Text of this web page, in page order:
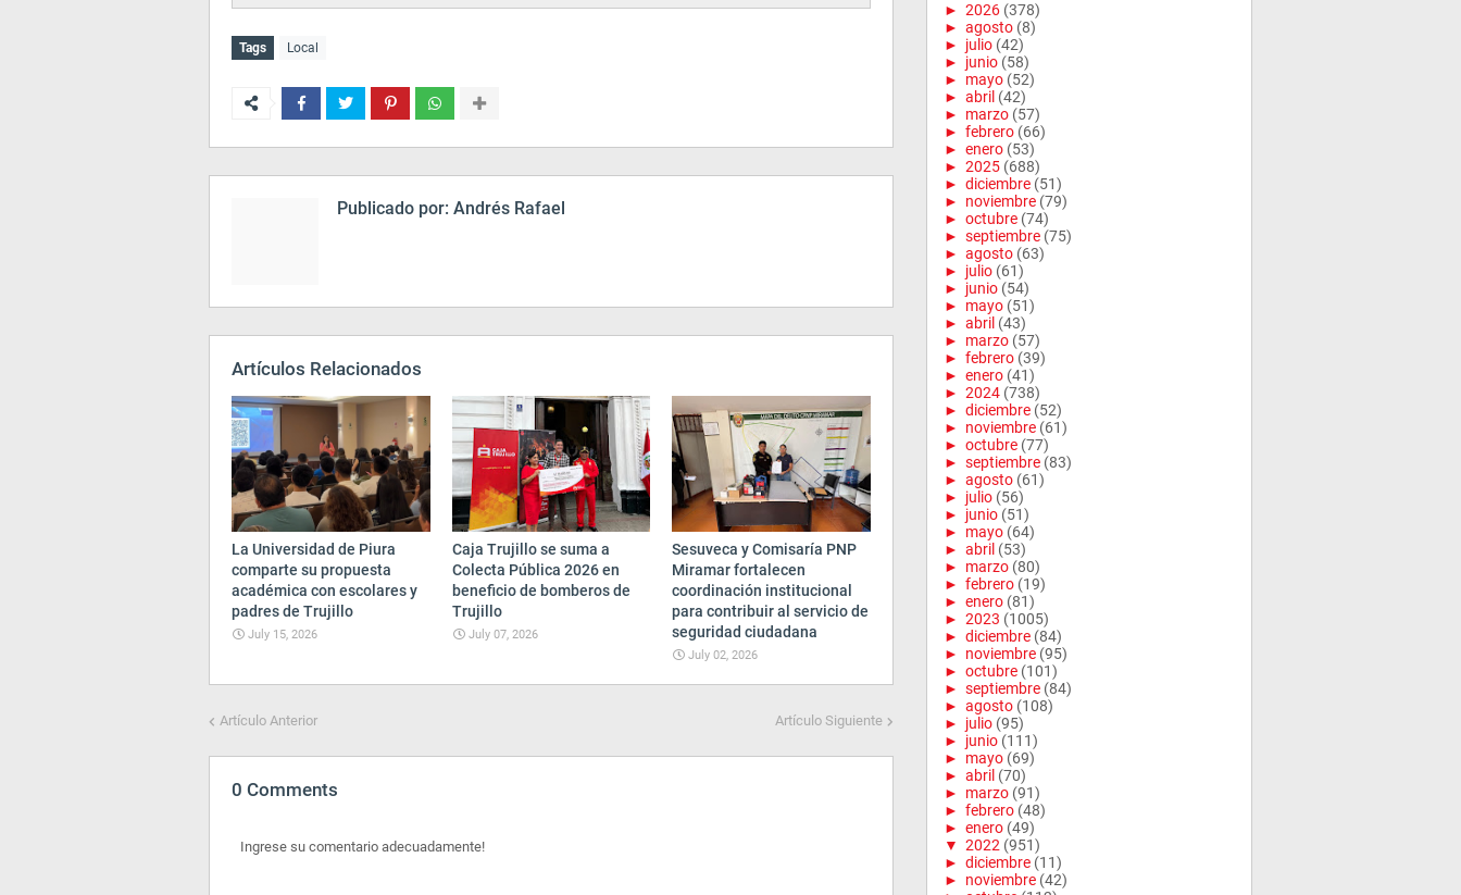
Tags Local
Publicado por: Andrés Rafael
Artículos Relacionados
La Universidad de Piura
comparte su propuesta
académica con escolares y
padres de Trujillo
July 15, 2026
Caja Trujillo se suma a
Colecta Pública 2026 en
beneficio de bomberos de
Trujillo
July 07, 2026
Sesuveca y Comisaría PNP
Miramar fortalecen
coordinación institucional
para contribuir al servicio de
seguridad ciudadana
July 02, 2026
Artículo Anterior Artículo Siguiente
0 Comments
Ingrese su comentario adecuadamente!
► 2026 (378)
► agosto (8)
► julio (42)
► junio (58)
► mayo (52)
► abril (42)
► marzo (57)
► febrero (66)
► enero (53)
► 2025 (688)
► diciembre (51)
► noviembre (79)
► octubre (74)
► septiembre (75)
► agosto (63)
► julio (61)
► junio (54)
► mayo (51)
► abril (43)
► marzo (57)
► febrero (39)
► enero (41)
► 2024 (738)
► diciembre (52)
► noviembre (61)
► octubre (77)
► septiembre (83)
► agosto (61)
► julio (56)
► junio (51)
► mayo (64)
► abril (53)
► marzo (80)
► febrero (19)
► enero (81)
► 2023 (1005)
► diciembre (84)
► noviembre (95)
► octubre (101)
► septiembre (84)
► agosto (108)
► julio (95)
► junio (111)
► mayo (69)
► abril (70)
► marzo (91)
► febrero (48)
► enero (49)
▼ 2022 (951)
► diciembre (11)
► noviembre (42)